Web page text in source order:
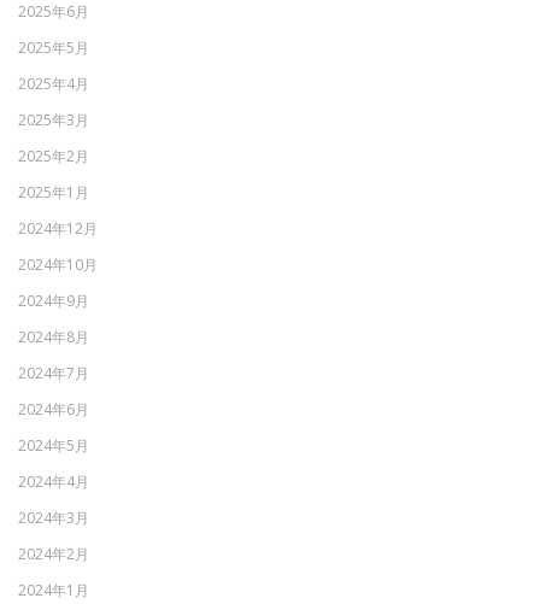
2025年6月
2025年5月
2025年4月
2025年3月
2025年2月
2025年1月
2024年12月
2024年10月
2024年9月
2024年8月
2024年7月
2024年6月
2024年5月
2024年4月
2024年3月
2024年2月
2024年1月